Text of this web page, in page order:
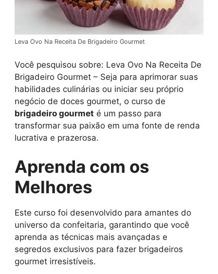
Leva Ovo Na Receita De Brigadeiro Gourmet
Você pesquisou sobre: Leva Ovo Na Receita De
Brigadeiro Gourmet – Seja para aprimorar suas
habilidades culinárias ou iniciar seu próprio
negócio de doces gourmet, o curso de
brigadeiro gourmet é um passo para
transformar sua paixão em uma fonte de renda
lucrativa e prazerosa.
Aprenda com os
Melhores
Este curso foi desenvolvido para amantes do
universo da confeitaria, garantindo que você
aprenda as técnicas mais avançadas e
segredos exclusivos para fazer brigadeiros
gourmet irresistíveis.